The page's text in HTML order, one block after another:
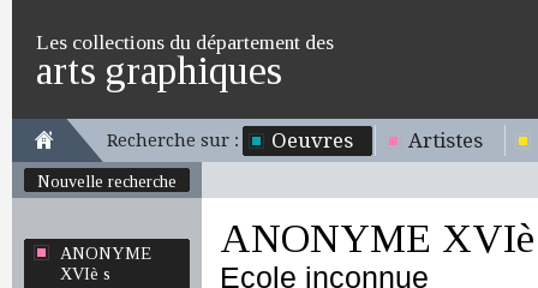
Les collections du département des
arts graphiques
Recherche sur : Oeuvres Artistes
Nouvelle recherche
ANONYME
XVIè s
ANONYME XVIè
Ecole inconnue